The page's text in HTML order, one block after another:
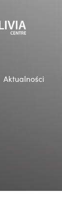
Aktualności